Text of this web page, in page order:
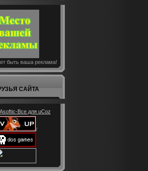
быть ваша реклама!
САЙТА
/